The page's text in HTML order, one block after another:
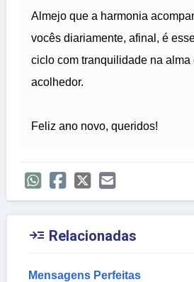
Almejo que a harmonia
vocês diariamente, afinal, é
ciclo com tranquilidade na alma
acolhedor.
Feliz ano novo, queridos!
 Relacionadas
Mensagens Perfeitas